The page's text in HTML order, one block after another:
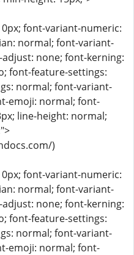
font-variant-numeric:
normal; font-variant-
none; font-kerning:
font-feature-settings:
normal; font-variant-
emoji: normal; font-
line-height: normal;
)
font-variant-numeric:
normal; font-variant-
none; font-kerning:
font-feature-settings:
normal; font-variant-
emoji: normal; font-